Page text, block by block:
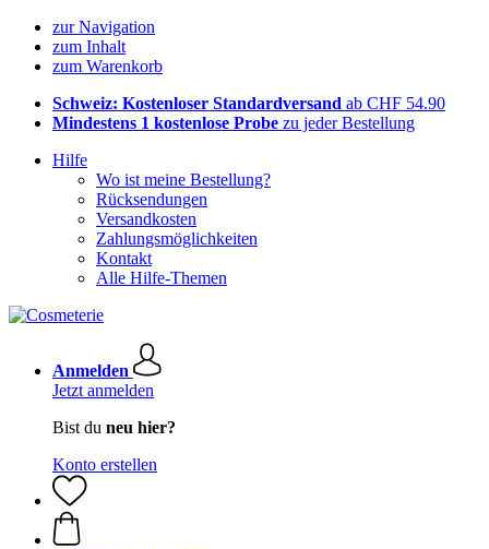
zur Navigation
zum Inhalt
zum Warenkorb
Schweiz: Kostenloser Standardversand ab CHF 54.90
Mindestens 1 kostenlose Probe zu jeder Bestellung
Hilfe
Wo ist meine Bestellung?
Rücksendungen
Versandkosten
Zahlungsmöglichkeiten
Kontakt
Alle Hilfe-Themen
Anmelden
Jetzt anmelden
Bist du neu hier?
Konto erstellen